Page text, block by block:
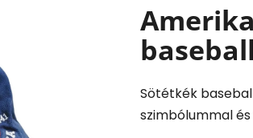
Sötétkék
szimbólummal